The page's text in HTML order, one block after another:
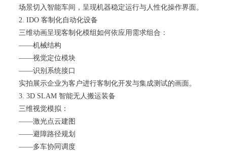
场景切入智能车间，呈现机器稳定运行与人性化操作界面。
2. IDO 客制化自动化设备
三维动画呈现客制化模组如何依应用需求组合：
——机械结构
——视觉定位模块
——识别系统接口
实拍展示企业为客户进行客制化开发与集成测试的画面。
3. 3D SLAM 智能无人搬运装备
三维视觉模拟：
——激光点云建图
——避障路径规划
——多车协同调度